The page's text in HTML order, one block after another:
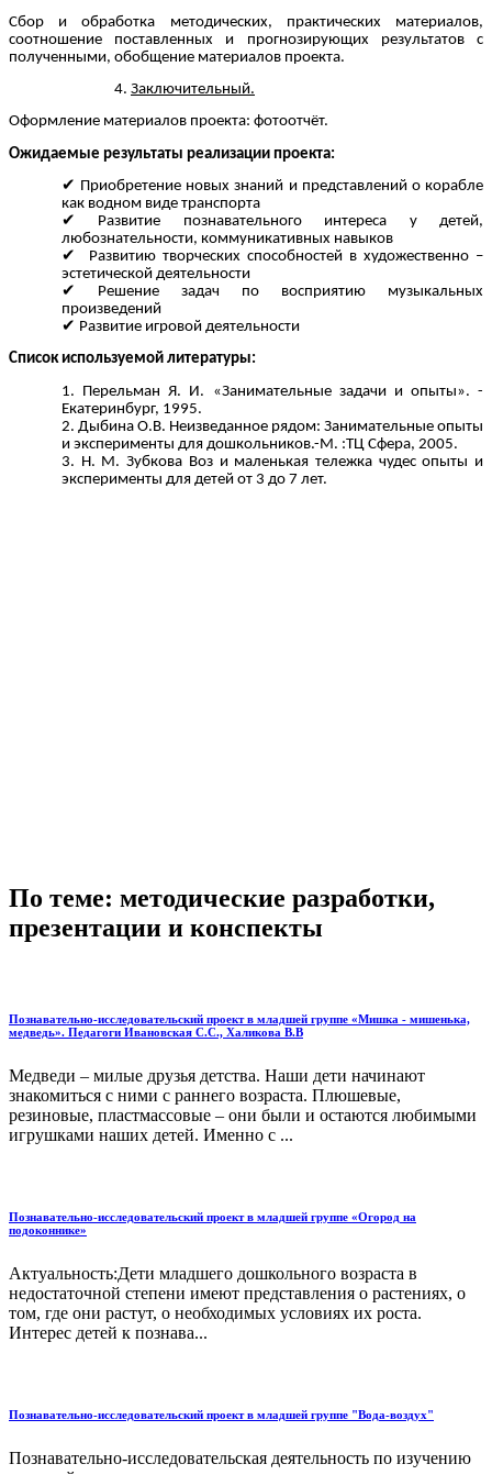
Сбор и обработка методических, практических материалов,
соотношение поставленных и прогнозирующих результатов с
полученными, обобщение материалов проекта.
Заключительный.
Оформление материалов проекта: фотоотчёт.
Ожидаемые результаты реализации проекта:
Приобретение новых знаний и представлений о корабле
как водном виде транспорта
Развитие познавательного интереса у детей,
любознательности, коммуникативных навыков
Развитию творческих способностей в художественно –
эстетической деятельности
Решение задач по восприятию музыкальных
произведений
Развитие игровой деятельности
Список используемой литературы:
Перельман Я. И. «Занимательные задачи и опыты». -
Екатеринбург, 1995.
Дыбина О.В. Неизведанное рядом: Занимательные опыты
и эксперименты для дошкольников.-М. :ТЦ Сфера, 2005.
Н. М. Зубкова Воз и маленькая тележка чудес опыты и
эксперименты для детей от 3 до 7 лет.
По теме: методические разработки,
презентации и конспекты
Познавательно-исследовательский проект в младшей группе «Мишка - мишенька,
медведь». Педагоги Ивановская С.С., Халикова В.В
Медведи – милые друзья детства. Наши дети начинают
знакомиться с ними с раннего возраста. Плюшевые,
резиновые, пластмассовые – они были и остаются любимыми
игрушками наших детей. Именно с ...
Познавательно-исследовательский проект в младшей группе «Огород на
подоконнике»
Актуальность:Дети младшего дошкольного возраста в
недостаточной степени имеют представления о растениях, о
том, где они растут, о необходимых условиях их роста.
Интерес детей к познава...
Познавательно-исследовательский проект в младшей группе "Вода-воздух"
Познавательно-исследовательская деятельность по изучению